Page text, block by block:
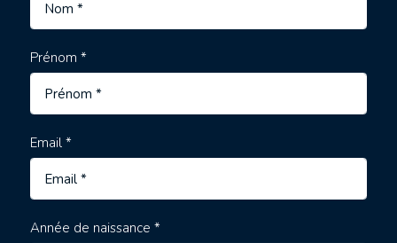
Prénom *
Email *
Année de naissance *